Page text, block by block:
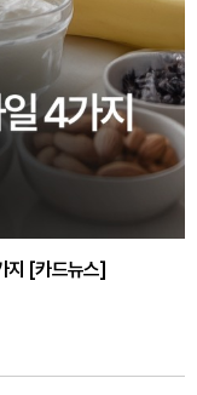
지 [카드뉴스]